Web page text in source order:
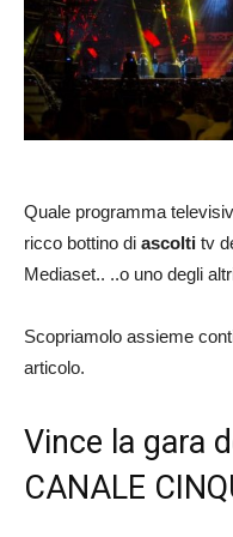
Quale programma
ricco bottino di ascolti tv
Mediaset.. ..o uno degli
Scopriamolo assieme
articolo.
Vince la gara
CANALE